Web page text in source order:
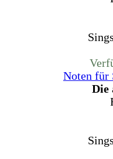
Noten für
Die